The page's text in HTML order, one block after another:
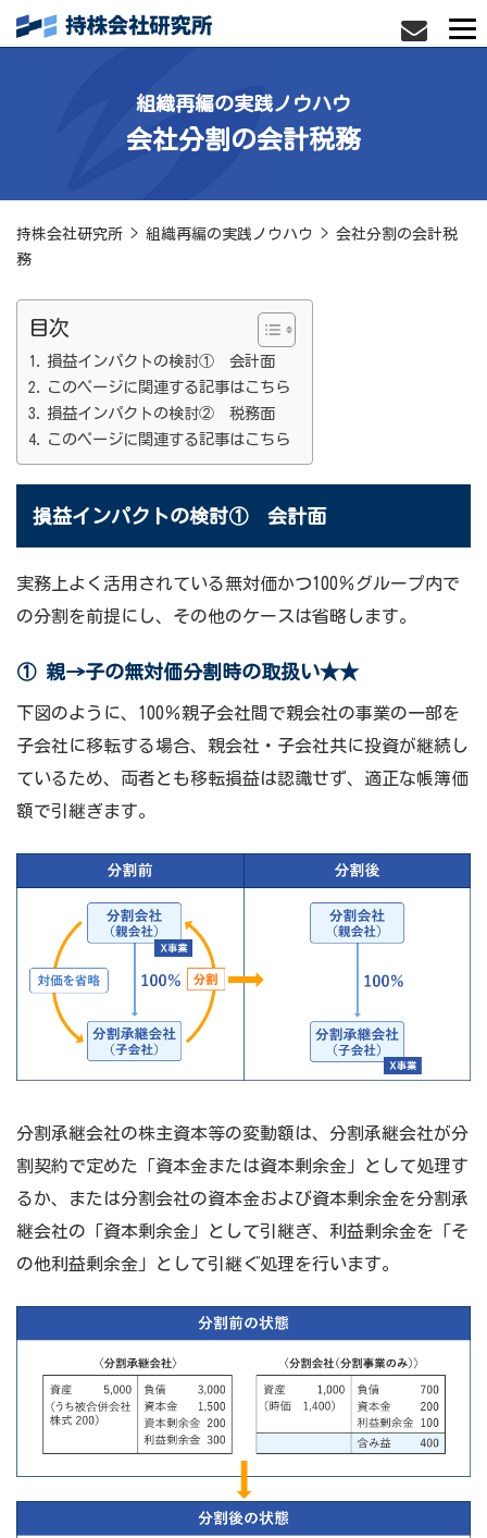
組織再編の実践ノウハウ
会社分割の会計税務
持株会社研究所 > 組織再編の実践ノウハウ > 会社分割の会計税
務
目次
損益インパクトの検討① 会計面
このページに関連する記事はこちら
損益インパクトの検討② 税務面
このページに関連する記事はこちら
損益インパクトの検討① 会計面
実務上よく活用されている無対価かつ100％グループ内で
の分割を前提にし、その他のケースは省略します。
① 親→子の無対価分割時の取扱い★★
下図のように、100％親子会社間で親会社の事業の一部を
子会社に移転する場合、親会社・子会社共に投資が継続し
ているため、両者とも移転損益は認識せず、適正な帳簿価
額で引継ぎます。
分割承継会社の株主資本等の変動額は、分割承継会社が分
割契約で定めた「資本金または資本剰余金」として処理す
るか、または分割会社の資本金および資本剰余金を分割承
継会社の「資本剰余金」として引継ぎ、利益剰余金を「そ
の他利益剰余金」として引継ぐ処理を行います。